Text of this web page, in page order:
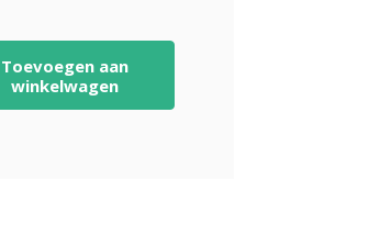
Toevoegen aan
winkelwagen